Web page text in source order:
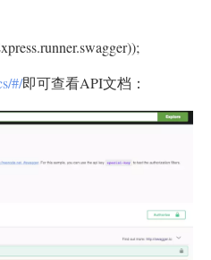
#/即可查看API文档：